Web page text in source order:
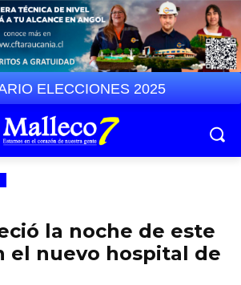
ELECCIONES 2025
la noche de este
el nuevo hospital de